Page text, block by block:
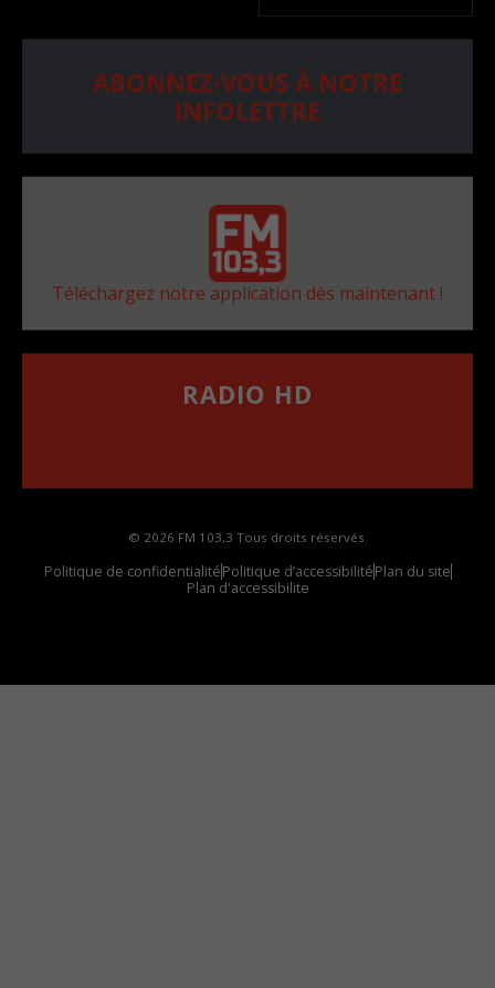
ABONNEZ-VOUS À NOTRE
INFOLETTRE
Téléchargez notre application dès maintenant !
RADIO HD
© 2026 FM 103,3 Tous droits réservés.
Politique de confidentialitéPolitique d’accessibilitéPlan du site
Plan d'accessibilite